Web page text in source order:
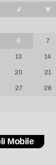
J V
6 7
13 14
20 21
27 28
Mobile